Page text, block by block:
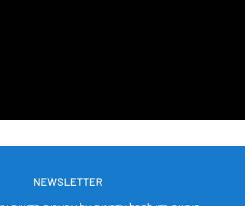
NEWSLETTER